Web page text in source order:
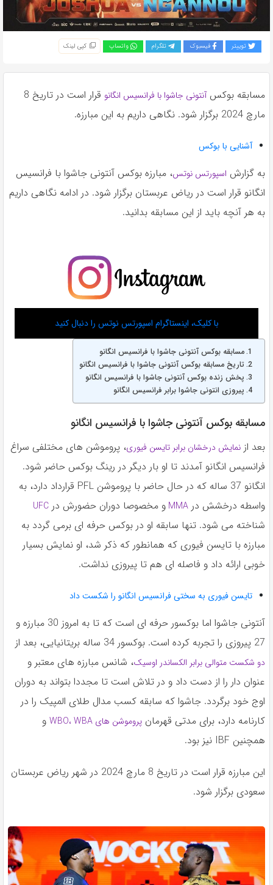
به
اشتراک
بگذارید.
لینک
توییتر فیسبوک تلگرام واتساپ کپی لینک
مسابقه بوکسآنتونی جاشوا با فرانسیس انگانو
قرار است در تاریخ 8
مارچ 2024 برگزار شود. نگاهی داریم به این مبارزه.
آشنایی با بوکس
به گزارش اسپورتس نوتس، مبارزه بوکس آنتونی جاشوا با فرانسیس
انگانو قرار است در ریاض عربستان برگزار شود. در ادامه نگاهی داریم
به هر آنچه باید از این مسابقه بدانید.
با کلیک، اینستاگرام اسپورتس نوتس را دنبال کنید
مسابقه بوکس آنتونی جاشوا با فرانسیس انگانو
تاریخ مسابقه بوکس آنتونی جاشوا با فرانسیس انگانو
پخش زنده بوکس آنتونی جاشوا با فرانسیس انگانو
پیروزی انتونی جاشوا برابر فرانسیس انگانو
مسابقه بوکس آنتونی جاشوا با فرانسیس انگانو
بعد از نمایش درخشان برابر تایسن فیوری، پروموشن های مختلفی سراغ
فرانسیس انگانو آمدند تا او بار دیگر در رینگ بوکس حاضر شود.
انگانو 37 ساله که در حال حاضر با پروموشن PFL قرارداد دارد، به
واسطه درخشش در MMA و مخصوصا دوران حضورش در UFC
شناخته می شود. تنها سابقه او در بوکس حرفه ای برمی گردد به
مبارزه با تایسن فیوری که همانطور که ذکر شد، او نمایش بسیار
خوبی ارائه داد و فاصله ای هم تا پیروزی نداشت.
تایسن فیوری به سختی فرانسیس انگانو را شکست داد
آنتونی جاشوا اما بوکسور حرفه ای است که تا به امروز 30 مبارزه و
27 پیروزی را تجربه کرده است. بوکسور 34 ساله بریتانیایی، بعد از
دو شکست متوالی برابر الکساندر اوسیک، شانس مبارزه های معتبر و
عنوان دار را از دست داد و در تلاش است تا مجددا بتواند به دوران
اوج خود برگردد. جاشوا که سابقه کسب مدال طلای المپیک را در
کارنامه دارد، برای مدتی قهرمان پروموشن های WBO، WBA
و
همچنین IBF نیز بود.
این مبارزه قرار است در تاریخ 8 مارچ 2024 در شهر ریاض عربستان
سعودی برگزار شود.